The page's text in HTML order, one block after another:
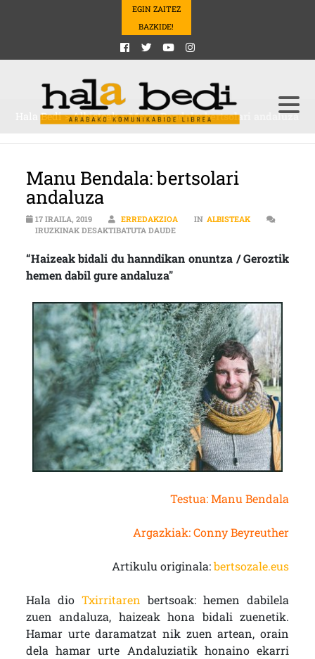
EGIN ZAITEZ
BAZKIDE!
Hala Bedi>Albisteak>Manu Bendala: bertsolari andaluza
Manu Bendala: bertsolari
andaluza
17 IRAILA, 2019 ERREDAKZIOA IN ALBISTEAK
IRUZKINAK DESAKTIBATUTA DAUDEMANU BENDALA: BERTSOLARI
“Haizeak bidali du hanndikan onuntza / Geroztik
hemen dabil gure andaluza"
Testua: Manu Bendala
Argazkiak: Conny Beyreuther
Artikulu originala:bertsozale.eus
Hala dio Txirritaren bertsoak: hemen dabilela
zuen andaluza, haizeak hona bidali zuenetik.
Hamar urte daramatzat nik zuen artean, orain
dela hamar urte Andaluziatik honaino ekarri